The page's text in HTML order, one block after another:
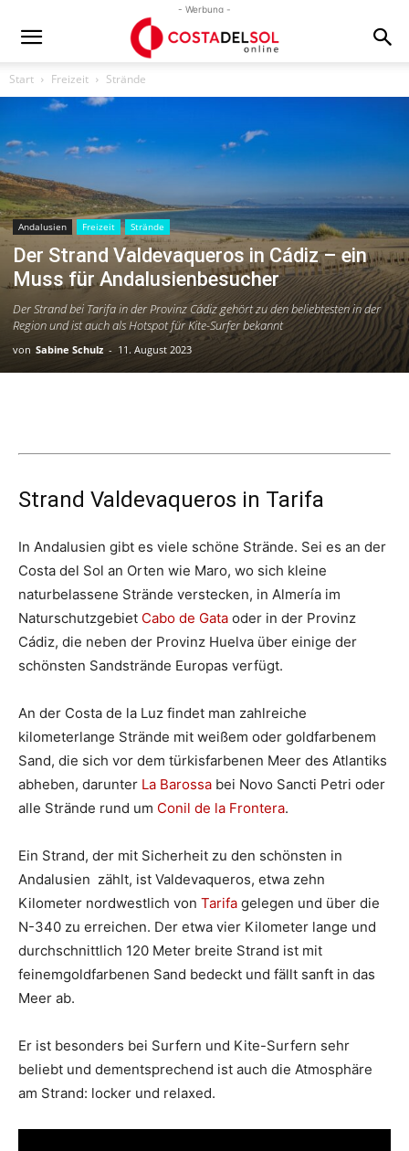
- Werbung -
Start Freizeit Strände
Andalusien Freizeit Strände
Der Strand Valdevaqueros in Cádiz – ein
Muss für Andalusienbesucher
Der Strand bei Tarifa in der Provinz Cádiz gehört zu den beliebtesten in der
Region und ist auch als Hotspot für Kite-Surfer bekannt
von Sabine Schulz - 11. August 2023
Strand Valdevaqueros in Tarifa
In Andalusien gibt es viele schöne Strände. Sei es an der
Costa del Sol an Orten wie Maro, wo sich kleine
naturbelassene Strände verstecken, in Almería im
Naturschutzgebiet Cabo de Gata oder in der Provinz
Cádiz, die neben der Provinz Huelva über einige der
schönsten Sandstrände Europas verfügt.
An der Costa de la Luz findet man zahlreiche
kilometerlange Strände mit weißem oder goldfarbenem
Sand, die sich vor dem türkisfarbenen Meer des Atlantiks
abheben, darunter La Barossa bei Novo Sancti Petri oder
alle Strände rund um Conil de la Frontera.
Ein Strand, der mit Sicherheit zu den schönsten in
Andalusien zählt, ist Valdevaqueros, etwa zehn
Kilometer nordwestlich von Tarifa gelegen und über die
N-340 zu erreichen. Der etwa vier Kilometer lange und
durchschnittlich 120 Meter breite Strand ist mit
feinemgoldfarbenen Sand bedeckt und fällt sanft in das
Meer ab.
Er ist besonders bei Surfern und Kite-Surfern sehr
beliebt und dementsprechend ist auch die Atmosphäre
am Strand: locker und relaxed.